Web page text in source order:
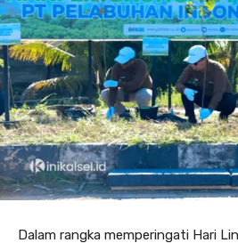
Dalam rangka memperingati Hari